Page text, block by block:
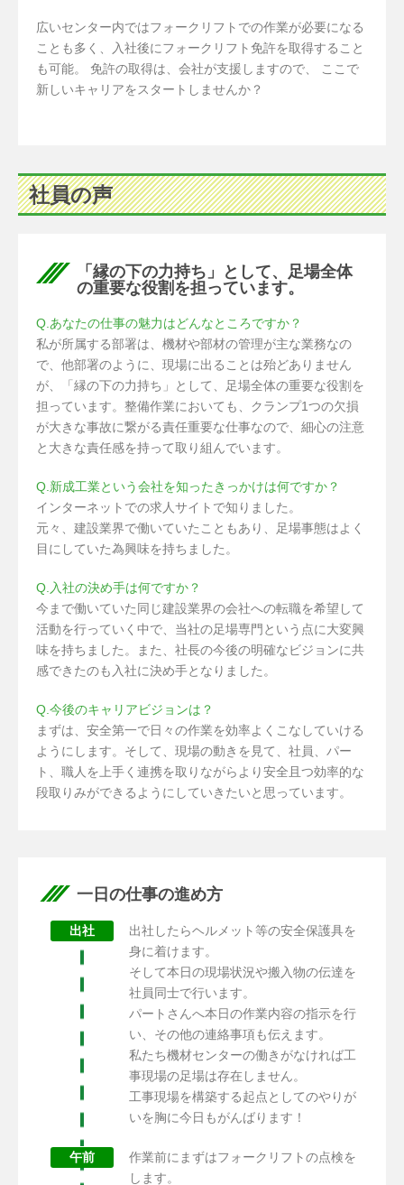
広いセンター内ではフォークリフトでの作業が必要になる
ことも多く、入社後にフォークリフト免許を取得すること
も可能。 免許の取得は、会社が支援しますので、 ここで
新しいキャリアをスタートしませんか？
社員の声
「縁の下の力持ち」として、足場全体
の重要な役割を担っています。
Q.あなたの仕事の魅力はどんなところですか？
私が所属する部署は、機材や部材の管理が主な業務なの
で、他部署のように、現場に出ることは殆どありません
が、「縁の下の力持ち」として、足場全体の重要な役割を
担っています。整備作業においても、クランプ1つの欠損
が大きな事故に繋がる責任重要な仕事なので、細心の注意
と大きな責任感を持って取り組んでいます。
Q.新成工業という会社を知ったきっかけは何ですか？
インターネットでの求人サイトで知りました。
元々、建設業界で働いていたこともあり、足場事態はよく
目にしていた為興味を持ちました。
Q.入社の決め手は何ですか？
今まで働いていた同じ建設業界の会社への転職を希望して
活動を行っていく中で、当社の足場専門という点に大変興
味を持ちました。また、社長の今後の明確なビジョンに共
感できたのも入社に決め手となりました。
Q.今後のキャリアビジョンは？
まずは、安全第一で日々の作業を効率よくこなしていける
ようにします。そして、現場の動きを見て、社員、パー
ト、職人を上手く連携を取りながらより安全且つ効率的な
段取りみができるようにしていきたいと思っています。
一日の仕事の進め方
出社
出社したらヘルメット等の安全保護具を
身に着けます。
そして本日の現場状況や搬入物の伝達を
社員同士で行います。
パートさんへ本日の作業内容の指示を行
い、その他の連絡事項も伝えます。
私たち機材センターの働きがなければ工
事現場の足場は存在しません。
工事現場を構築する起点としてのやりが
いを胸に今日もがんばります！
午前
作業前にまずはフォークリフトの点検を
します。